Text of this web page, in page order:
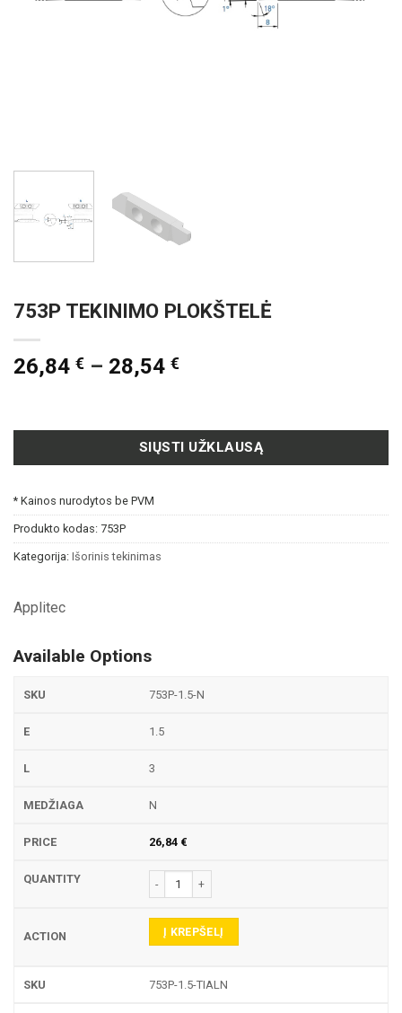
753P TEKINIMO PLOKŠTELĖ
26,84 € – 28,54 €
SIŲSTI UŽKLAUSĄ
* Kainos nurodytos be PVM
Produkto kodas: 753P
Kategorija: Išorinis tekinimas
Applitec
Available Options
753P-1.5-N
1.5
3
N
26,84 €
produkto kiekis: 753P TEKINIMO PLOKŠTELĖ
Į KREPŠELĮ
753P-1.5-TIALN